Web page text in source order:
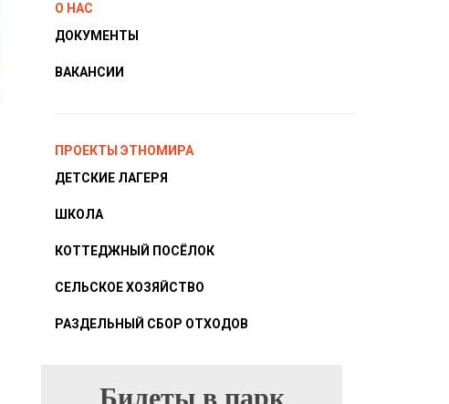
О НАС
ДОКУМЕНТЫ
ВАКАНСИИ
ПРОЕКТЫ ЭТНОМИРА
ДЕТСКИЕ ЛАГЕРЯ
ШКОЛА
КОТТЕДЖНЫЙ ПОСЁЛОК
СЕЛЬСКОЕ ХОЗЯЙСТВО
РАЗДЕЛЬНЫЙ СБОР ОТХОДОВ
БИЛЕТЫ В ПАРК
Билеты в парк